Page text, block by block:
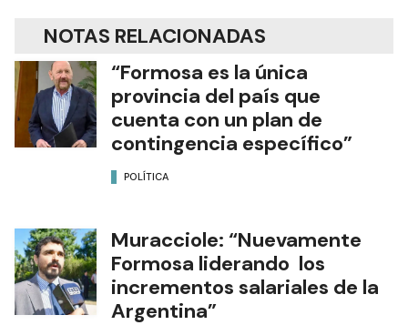
NOTAS RELACIONADAS
“Formosa es la única
provincia del país que
cuenta con un plan de
contingencia específico”
POLÍTICA
Muracciole: “Nuevamente
Formosa liderando los
incrementos salariales de la
Argentina”